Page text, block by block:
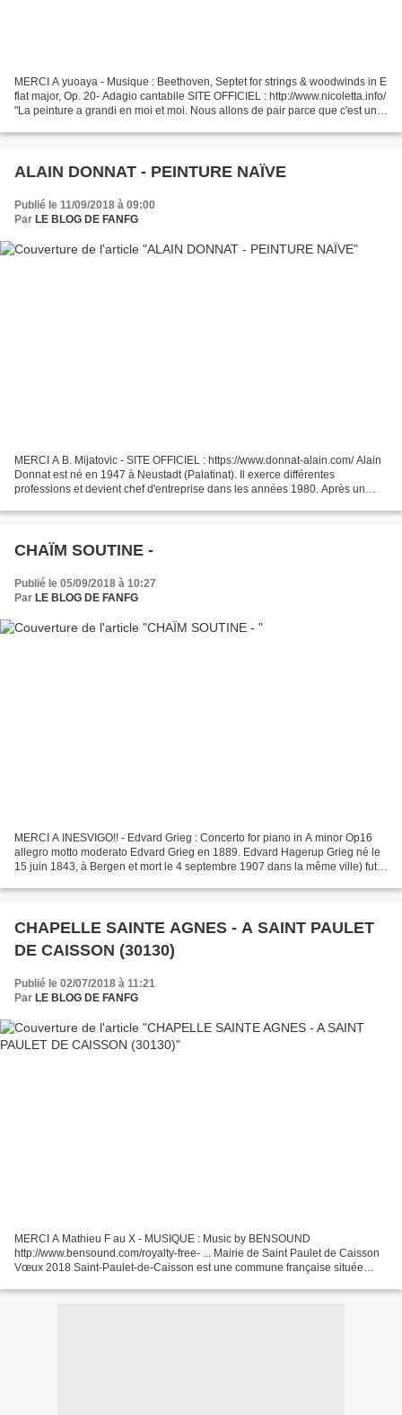
MERCI A yuoaya - Musique : Beethoven, Septet for strings & woodwinds in E
flat major, Op. 20- Adagio cantabile SITE OFFICIEL : http://www.nicoletta.info/
"La peinture a grandi en moi et moi. Nous allons de pair parce que c'est un
ALAIN DONNAT - PEINTURE NAÏVE
Publié le 11/09/2018 à 09:00
Par LE BLOG DE FANFG
MERCI A B. Mijatovic - SITE OFFICIEL : https://www.donnat-alain.com/ Alain
Donnat est né en 1947 à Neustadt (Palatinat). Il exerce différentes
professions et devient chef d'entreprise dans les années 1980. Après un
CHAÏM SOUTINE -
Publié le 05/09/2018 à 10:27
Par LE BLOG DE FANFG
MERCI A INESVIGO!! - Edvard Grieg : Concerto for piano in A minor Op16
allegro motto moderato Edvard Grieg en 1889. Edvard Hagerup Grieg né le
15 juin 1843, à Bergen et mort le 4 septembre 1907 dans la même ville) fut
CHAPELLE SAINTE AGNES - A SAINT PAULET
DE CAISSON (30130)
Publié le 02/07/2018 à 11:21
Par LE BLOG DE FANFG
MERCI A Mathieu F au X - MUSIQUE : Music by BENSOUND
http://www.bensound.com/royalty-free- ... Mairie de Saint Paulet de Caisson
Vœux 2018 Saint-Paulet-de-Caisson est une commune française située